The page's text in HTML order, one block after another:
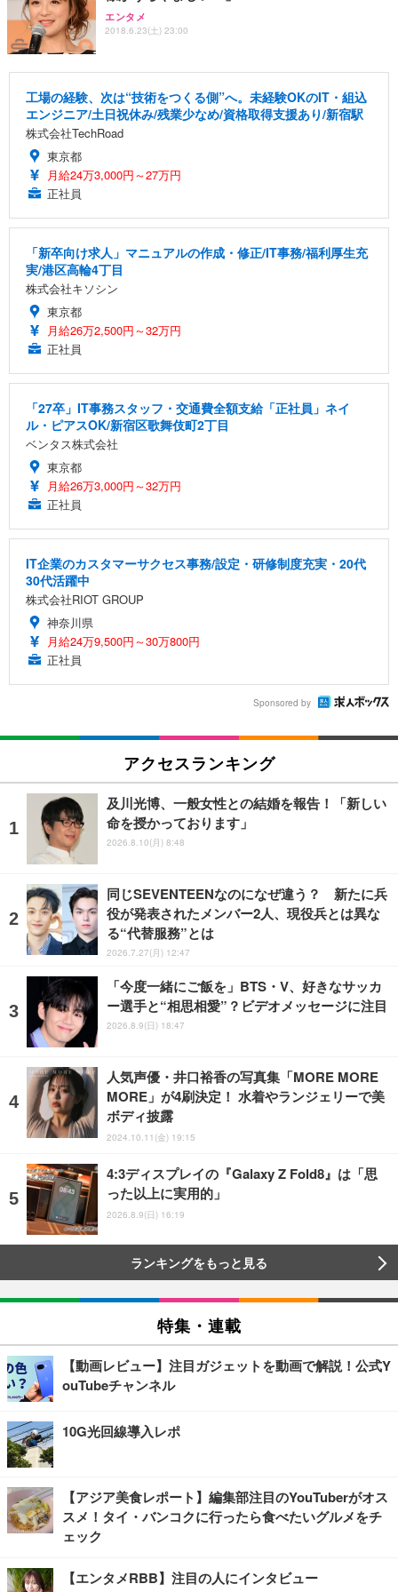
エンタメ
2018.6.23(土) 23:00
工場の経験、次は“技術をつくる側”へ。未経験OKのIT・組込
エンジニア/土日祝休み/残業少なめ/資格取得支援あり/新宿駅
株式会社TechRoad
東京都
月給24万3,000円～27万円
正社員
「新卒向け求人」マニュアルの作成・修正/IT事務/福利厚生充
実/港区高輪4丁目
株式会社キソシン
東京都
月給26万2,500円～32万円
正社員
「27卒」IT事務スタッフ・交通費全額支給「正社員」ネイ
ル・ピアスOK/新宿区歌舞伎町2丁目
ベンタス株式会社
東京都
月給26万3,000円～32万円
正社員
IT企業のカスタマーサクセス事務/設定・研修制度充実・20代
30代活躍中
株式会社RIOT GROUP
神奈川県
月給24万9,500円～30万800円
正社員
Sponsored by
アクセスランキング
及川光博、一般女性との結婚を報告！「新しい
命を授かっております」
2026.8.10(月) 8:48
同じSEVENTEENなのになぜ違う？ 新たに兵
役が発表されたメンバー2人、現役兵とは異な
る“代替服務”とは
2026.7.27(月) 12:47
「今度一緒にご飯を」BTS・V、好きなサッカ
ー選手と“相思相愛”？ビデオメッセージに注目
2026.8.9(日) 18:47
人気声優・井口裕香の写真集「MORE MORE
MORE」が4刷決定！ 水着やランジェリーで美
ボディ披露
2024.10.11(金) 19:15
4:3ディスプレイの『Galaxy Z Fold8』は「思
った以上に実用的」
2026.8.9(日) 16:19
ランキングをもっと見る
特集・連載
【動画レビュー】注目ガジェットを動画で解説！公式Y
ouTubeチャンネル
10G光回線導入レポ
【アジア美食レポート】編集部注目のYouTuberがオス
スメ！タイ・バンコクに行ったら食べたいグルメをチ
ェック
【エンタメRBB】注目の人にインタビュー